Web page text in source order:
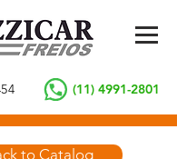
(11) 4991-2801
to Catalog